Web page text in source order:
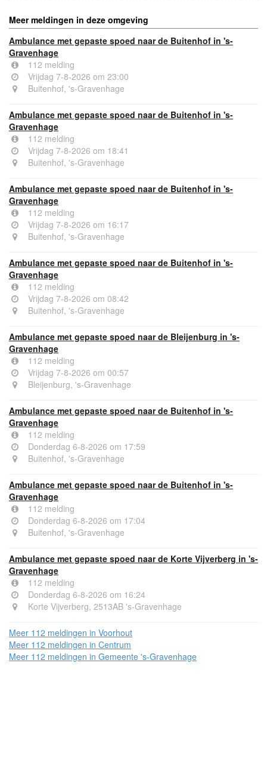
Meer meldingen in deze omgeving
Ambulance met gepaste spoed naar de Buitenhof in 's-
Gravenhage
112 melding
Vrijdag 7-8-2026 om 23:00
Buitenhof, 's-Gravenhage
Ambulance met gepaste spoed naar de Buitenhof in 's-
Gravenhage
112 melding
Vrijdag 7-8-2026 om 18:41
Buitenhof, 's-Gravenhage
Ambulance met gepaste spoed naar de Buitenhof in 's-
Gravenhage
112 melding
Vrijdag 7-8-2026 om 16:17
Buitenhof, 's-Gravenhage
Ambulance met gepaste spoed naar de Buitenhof in 's-
Gravenhage
112 melding
Vrijdag 7-8-2026 om 08:42
Buitenhof, 's-Gravenhage
Ambulance met gepaste spoed naar de Bleijenburg in 's-
Gravenhage
112 melding
Vrijdag 7-8-2026 om 00:57
Bleijenburg, 's-Gravenhage
Ambulance met gepaste spoed naar de Buitenhof in 's-
Gravenhage
112 melding
Donderdag 6-8-2026 om 17:59
Buitenhof, 's-Gravenhage
Ambulance met gepaste spoed naar de Buitenhof in 's-
Gravenhage
112 melding
Donderdag 6-8-2026 om 17:04
Buitenhof, 's-Gravenhage
Ambulance met gepaste spoed naar de Korte Vijverberg in 's-
Gravenhage
112 melding
Donderdag 6-8-2026 om 16:24
Korte Vijverberg, 2513AB 's-Gravenhage
Meer 112 meldingen in Voorhout
Meer 112 meldingen in Centrum
Meer 112 meldingen in Gemeente 's-Gravenhage